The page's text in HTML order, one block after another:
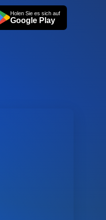
Holen Sie es sich auf
Google Play